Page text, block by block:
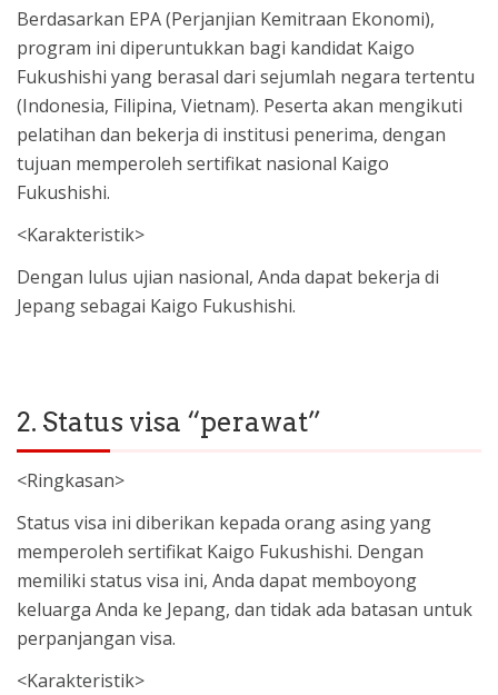
Berdasarkan EPA (Perjanjian Kemitraan Ekonomi),
program ini diperuntukkan bagi kandidat Kaigo
Fukushishi yang berasal dari sejumlah negara tertentu
(Indonesia, Filipina, Vietnam). Peserta akan mengikuti
pelatihan dan bekerja di institusi penerima, dengan
tujuan memperoleh sertifikat nasional Kaigo
Fukushishi.
<Karakteristik>
Dengan lulus ujian nasional, Anda dapat bekerja di
Jepang sebagai Kaigo Fukushishi.
2. Status visa “perawat”
<Ringkasan>
Status visa ini diberikan kepada orang asing yang
memperoleh sertifikat Kaigo Fukushishi. Dengan
memiliki status visa ini, Anda dapat memboyong
keluarga Anda ke Jepang, dan tidak ada batasan untuk
perpanjangan visa.
<Karakteristik>